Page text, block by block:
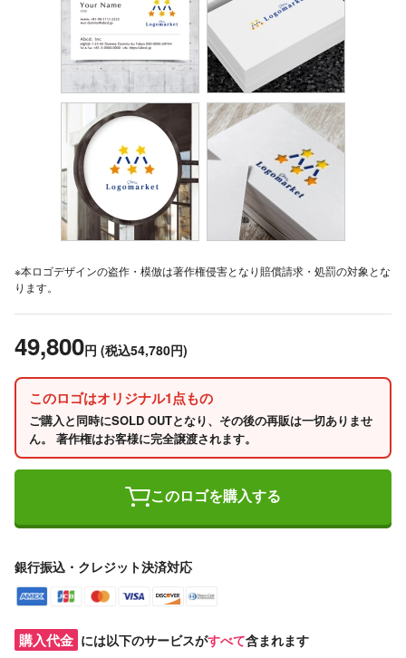
※本ロゴデザインの盗作・模倣は著作権侵害となり賠償請求・処罰の対象とな
ります。
49,800円 (税込54,780円)
このロゴはオリジナル1点もの
ご購入と同時にSOLD OUTとなり、その後の再販は一切ありませ
ん。 著作権はお客様に完全譲渡されます。
このロゴを購入する
銀行振込・クレジット決済対応
購入代金 には以下のサービスがすべて含まれます